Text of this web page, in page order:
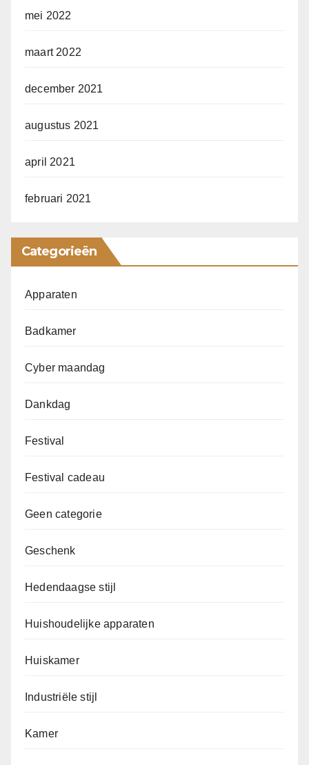
mei 2022
maart 2022
december 2021
augustus 2021
april 2021
februari 2021
Categorieën
Apparaten
Badkamer
Cyber maandag
Dankdag
Festival
Festival cadeau
Geen categorie
Geschenk
Hedendaagse stijl
Huishoudelijke apparaten
Huiskamer
Industriële stijl
Kamer